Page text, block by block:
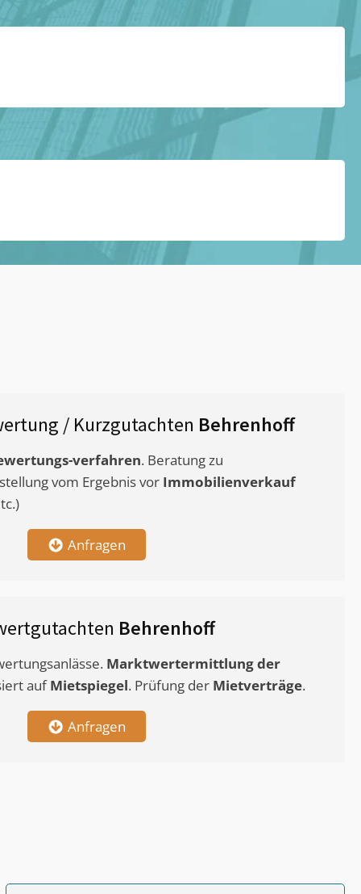
/ Kurzgutachten Behrenhoff
verfahren. Beratung zu
vom Ergebnis vor Immobilienverkauf
Anfragen
Behrenhoff
Marktwertermittlungder
aufMietspiegel. Prüfung der Mietverträge.
Anfragen